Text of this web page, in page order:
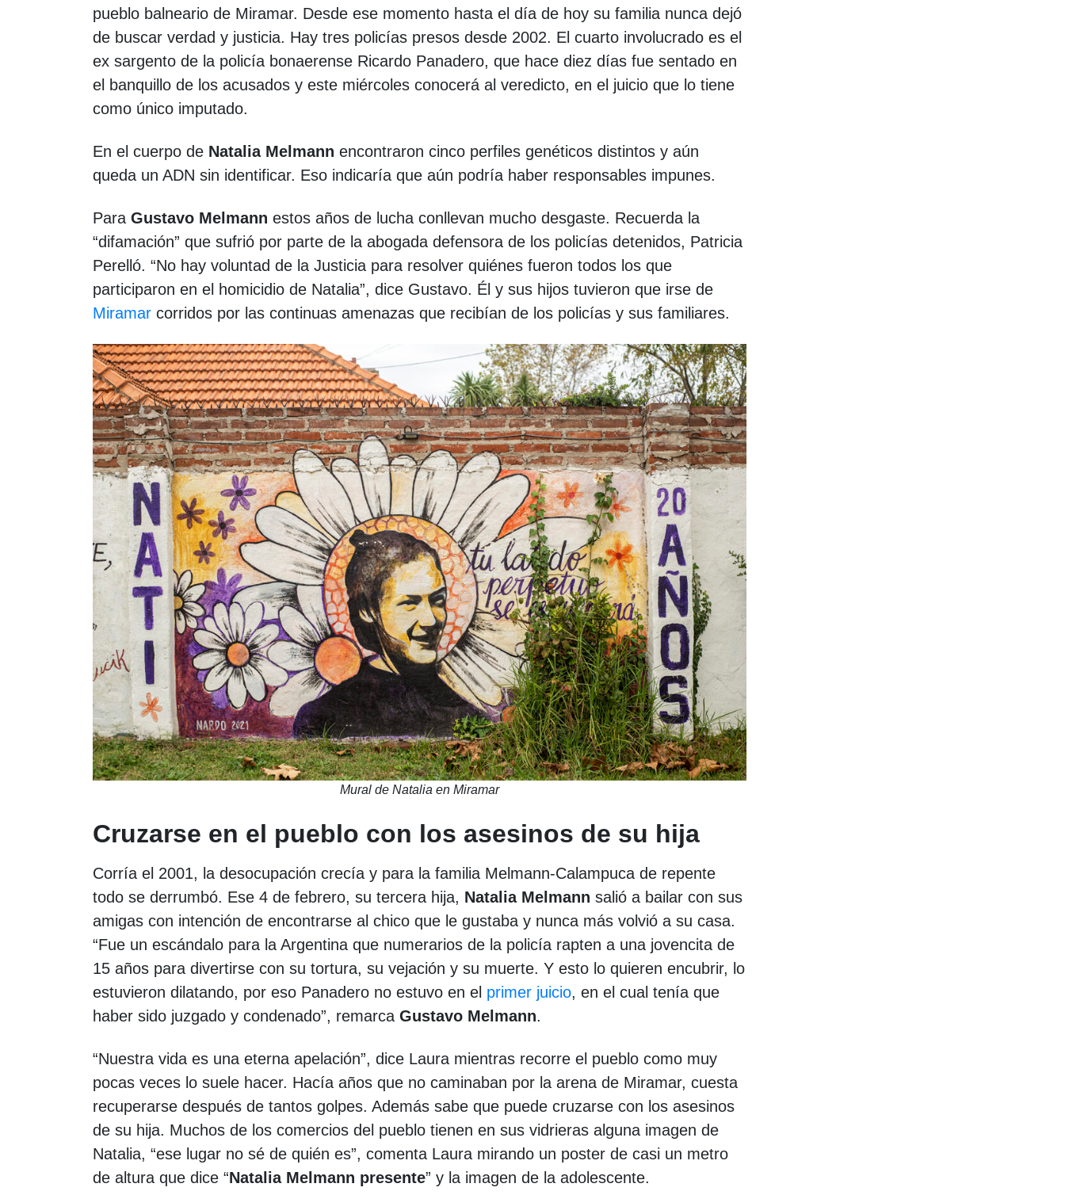
pueblo balneario de Miramar. Desde ese momento hasta el día de hoy su familia nunca dejó
de buscar verdad y justicia. Hay tres policías presos desde 2002. El cuarto involucrado es el
ex sargento de la policía bonaerense Ricardo Panadero, que hace diez días fue sentado en
el banquillo de los acusados y este miércoles conocerá al veredicto, en el juicio que lo tiene
como único imputado.
En el cuerpo de Natalia Melmann encontraron cinco perfiles genéticos distintos y aún
queda un ADN sin identificar. Eso indicaría que aún podría haber responsables impunes.
Para Gustavo Melmann estos años de lucha conllevan mucho desgaste. Recuerda la
“difamación” que sufrió por parte de la abogada defensora de los policías detenidos, Patricia
Perelló. “No hay voluntad de la Justicia para resolver quiénes fueron todos los que
participaron en el homicidio de Natalia”, dice Gustavo. Él y sus hijos tuvieron que irse de
Miramar corridos por las continuas amenazas que recibían de los policías y sus familiares.
Mural de Natalia en Miramar
Cruzarse en el pueblo con los asesinos de su hija
Corría el 2001, la desocupación crecía y para la familia Melmann-Calampuca de repente
todo se derrumbó. Ese 4 de febrero, su tercera hija, Natalia Melmann salió a bailar con sus
amigas con intención de encontrarse al chico que le gustaba y nunca más volvió a su casa.
“Fue un escándalo para la Argentina que numerarios de la policía rapten a una jovencita de
15 años para divertirse con su tortura, su vejación y su muerte. Y esto lo quieren encubrir, lo
estuvieron dilatando, por eso Panadero no estuvo en el primer juicio, en el cual tenía que
haber sido juzgado y condenado”, remarca Gustavo Melmann.
“Nuestra vida es una eterna apelación”, dice Laura mientras recorre el pueblo como muy
pocas veces lo suele hacer. Hacía años que no caminaban por la arena de Miramar, cuesta
recuperarse después de tantos golpes. Además sabe que puede cruzarse con los asesinos
de su hija. Muchos de los comercios del pueblo tienen en sus vidrieras alguna imagen de
Natalia, “ese lugar no sé de quién es”, comenta Laura mirando un poster de casi un metro
de altura que dice “Natalia Melmann presente” y la imagen de la adolescente.